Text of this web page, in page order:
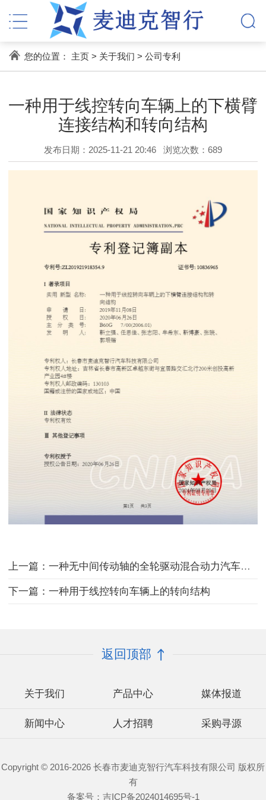
您的位置： 主页> 关于我们 > 公司专利
一种用于线控转向车辆上的下横臂
连接结构和转向结构
发布日期：2025-11-21 20:46 浏览次数：689
上一篇：一种无中间传动轴的全轮驱动混合动力汽车的专用底盘
下一篇：一种用于线控转向车辆上的转向结构
返回顶部
关于我们 产品中心 媒体报道
新闻中心 人才招聘 采购寻源
Copyright © 2016-2026 长春市麦迪克智行汽车科技有限公司 版权所
有
备案号： 吉ICP备2024014695号-1